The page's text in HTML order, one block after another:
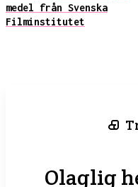
medel från Svenska
Filminstitutet
Olaglig